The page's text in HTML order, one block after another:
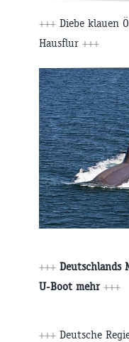
+++ Diebe klauen
Hausflur +++
+++ Deutschlands
U-Boot mehr +++
+++ Deutsche